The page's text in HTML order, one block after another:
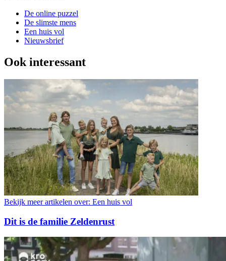
De online puzzel
De slimste mens
Een huis vol
Nieuwsbrief
Ook interessant
Bekijk meer artikelen over: Een huis vol
Dit is de familie Zeldenrust